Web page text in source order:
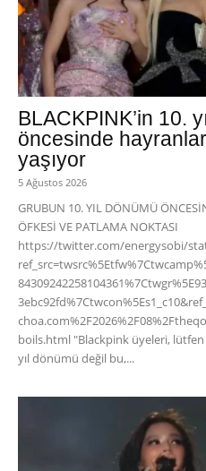
BLACKPINK’in 10.
öncesinde hayranlar
yaşıyor
5 Ağustos 2026
GRUBUN 10. YIL DÖNÜMÜ
ÖFKESİ VE PATLAMA NOKTASI
https://twitter.com/energysobi/
boils.html "Blackpink üyeleri, lütfen
yıl dönümü değil bu,...